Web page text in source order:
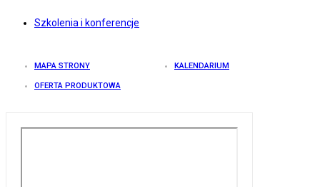
Szkolenia i konferencje
MAPA STRONY KALENDARIUM
OFERTA PRODUKTOWA